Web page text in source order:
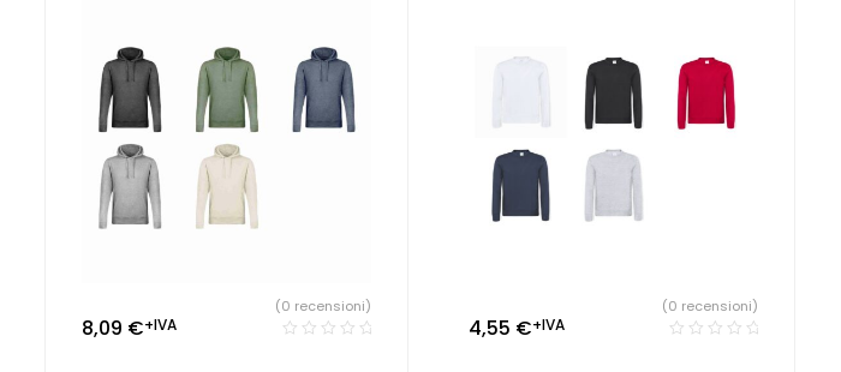
8,09 €+IVA
(0 recensioni)
4,55 €+IVA
(0 recensioni)